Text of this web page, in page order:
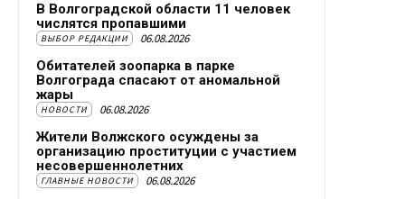
В Волгоградской области 11 человек
числятся пропавшими
ВЫБОР РЕДАКЦИИ 06.08.2026
Обитателей зоопарка в парке
Волгограда спасают от аномальной
жары
НОВОСТИ 06.08.2026
Жители Волжского осуждены за
организацию проституции с участием
несовершеннолетних
ГЛАВНЫЕ НОВОСТИ 06.08.2026